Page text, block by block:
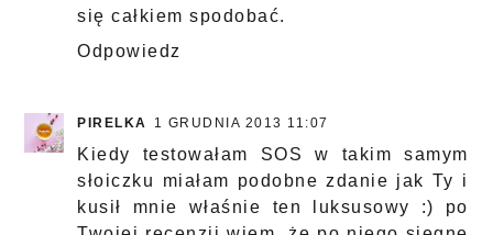
się całkiem spodobać.
Odpowiedz
PIRELKA 1 GRUDNIA 2013 11:07
Kiedy testowałam SOS w takim samym
słoiczku miałam podobne zdanie jak Ty i
kusił mnie właśnie ten luksusowy :) po